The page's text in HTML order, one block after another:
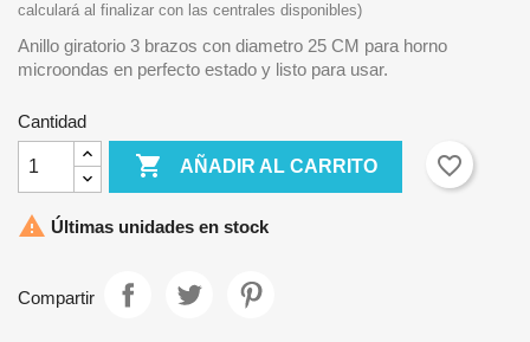
calculará al finalizar con las centrales disponibles)
Anillo giratorio 3 brazos con diametro 25 CM para horno
microondas en perfecto estado y listo para usar.
Cantidad
 AÑADIR AL CARRITO favorite_border
 Últimas unidades en stock
Compartir